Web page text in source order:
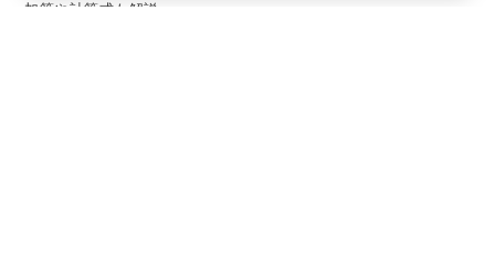
加算や計算式も解説